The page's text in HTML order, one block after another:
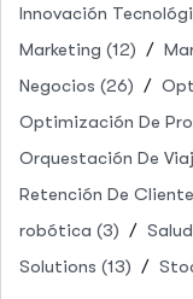
Innovación
Marketing (12)
Negocios (26)
Optimización De
Orquestación De
Retención De
robótica (3)
Solutions (13)